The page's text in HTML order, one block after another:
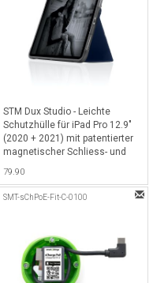
STM Dux Studio - Leichte
Schutzhülle für iPad Pro 12.9"
(2020 + 2021) mit patentierter
magnetischer Schliess- und
79.90
SMT-sChPoE-Fit-C-0100